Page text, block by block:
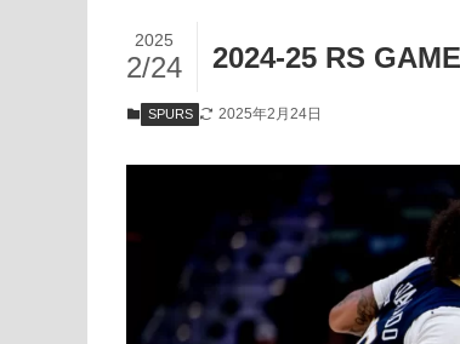
2024-25 RS
2025
2/24
SPURS 2025年2月24日